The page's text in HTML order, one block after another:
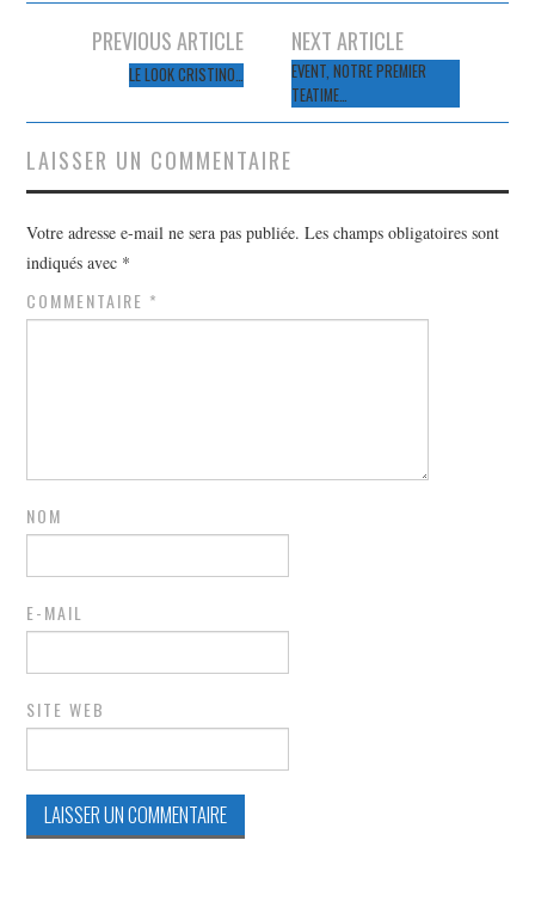
Navigation
articles
PREVIOUS ARTICLE
LE LOOK CRISTINO…
NEXT ARTICLE
EVENT, NOTRE PREMIER
TEATIME…
LAISSER UN COMMENTAIRE
Votre adresse e-mail ne sera pas publiée. Les champs obligatoires sont
indiqués avec *
COMMENTAIRE *
NOM
E-MAIL
SITE WEB